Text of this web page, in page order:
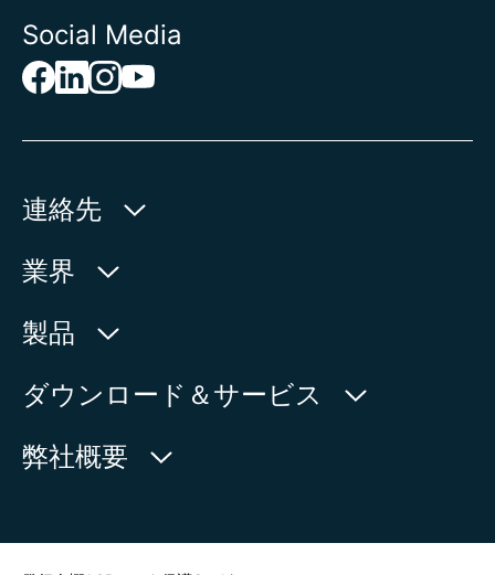
Social Media
連絡先
AUMA Riester
Aumastr. 1
地図上に表示
電話:+49 7631 809 - 0
業界
水利産業
電力
製造部門
製品
製品検索
ダウンロード＆サービス
myAUMA
弊社概要